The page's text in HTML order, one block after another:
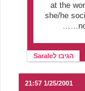
at the
she/he
הגיבו לSarale
1/25/2001 21:57